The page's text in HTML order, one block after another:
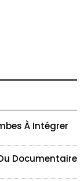
À Intégrer
Documentaire